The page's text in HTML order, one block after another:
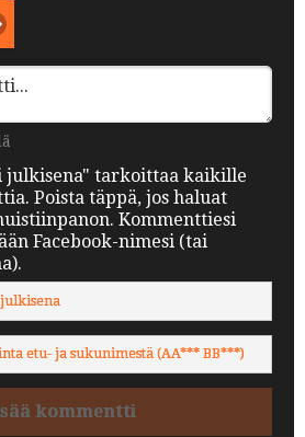
julkisena" tarkoittaa kaikille
Poista täppä, jos haluat
Kommenttiesi
Facebook-nimesi (tai
etu- ja sukunimestä (AA*** BB***)
kommentti